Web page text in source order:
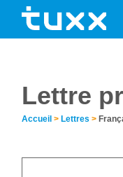
Lettre
Accueil > Lettres >